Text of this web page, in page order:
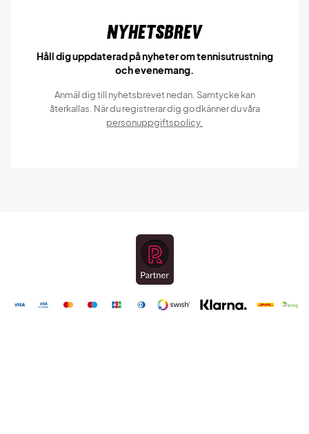
Nyhetsbrev
Håll dig uppdaterad på nyheter om tennisutrustning
och evenemang.
Anmäl dig till nyhetsbrevet nedan. Samtycke kan
återkallas. När du registrerar dig godkänner du våra
personuppgiftspolicy.